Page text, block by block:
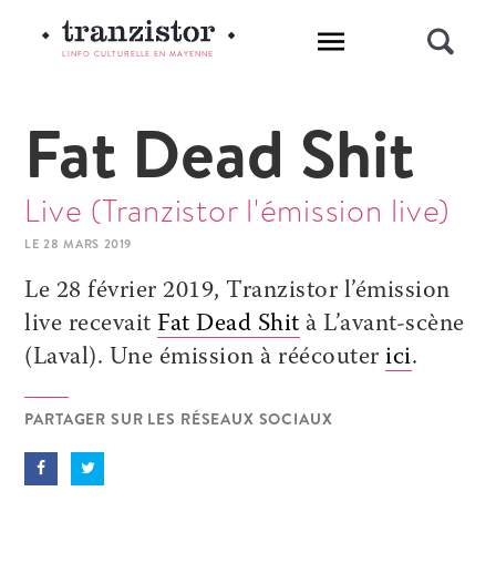
L'INFO CULTURELLE EN MAYENNE
Fat Dead Shit
Live (Tranzistor l'émission live)
LE 28 MARS 2019
Le 28 février 2019, Tranzistor l’émission
live recevait Fat Dead Shit à L’avant-scène
(Laval). Une émission à réécouterici.
PARTAGER SUR LES RÉSEAUX SOCIAUX